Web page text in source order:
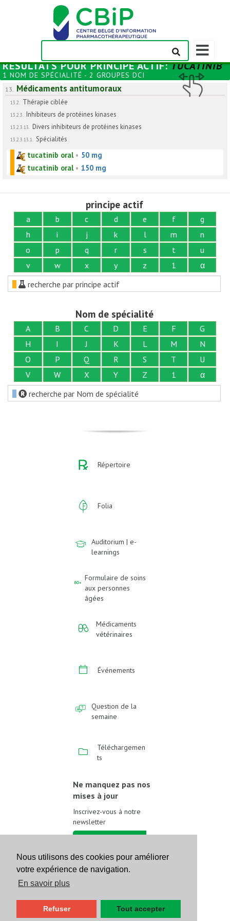
Nous utilisons des cookies pour améliorer
votre expérience de navigation.
En savoir plus
Refuser Tout accepter
Afficher/
la
barre
de
navigation
RÉSULTATS POURPRINCIPE ACTIF:TUCATINIB
1 NOM DE SPÉCIALITÉ - 2 GROUPES DCI
13. Médicaments antitumoraux
13.2. Thérapie ciblée
13.2.3. Inhibiteurs de protéines kinases
13.2.3.13. Divers inhibiteurs de protéines kinases
13.2.3.13.1. Spécialités
tucatinib oral• 50 mg
tucatinib oral• 150 mg
principe actif
a b c d e f
g
h
i j k l m
n
o
p q r s t
u
v
w x y z 1
α
recherche par principe actif
Nom de spécialité
A B C D E F
G
H
I J K L M
N
O
P Q R S T
U
V
W X Y Z 1
α
recherche par Nom de spécialité
Répertoire
Folia
Auditorium | e-
learnings
Formulaire de soins
aux personnes
âgées
Médicaments
vétérinaires
Événements
Question de la
semaine
Téléchargemen
ts
Ne manquez pas nos
mises à jour
Inscrivez-vous à notre
newsletter
Suivez-nous sur les